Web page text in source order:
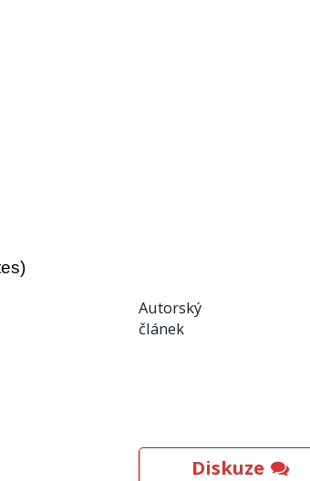
Autorský
článek
Diskuze